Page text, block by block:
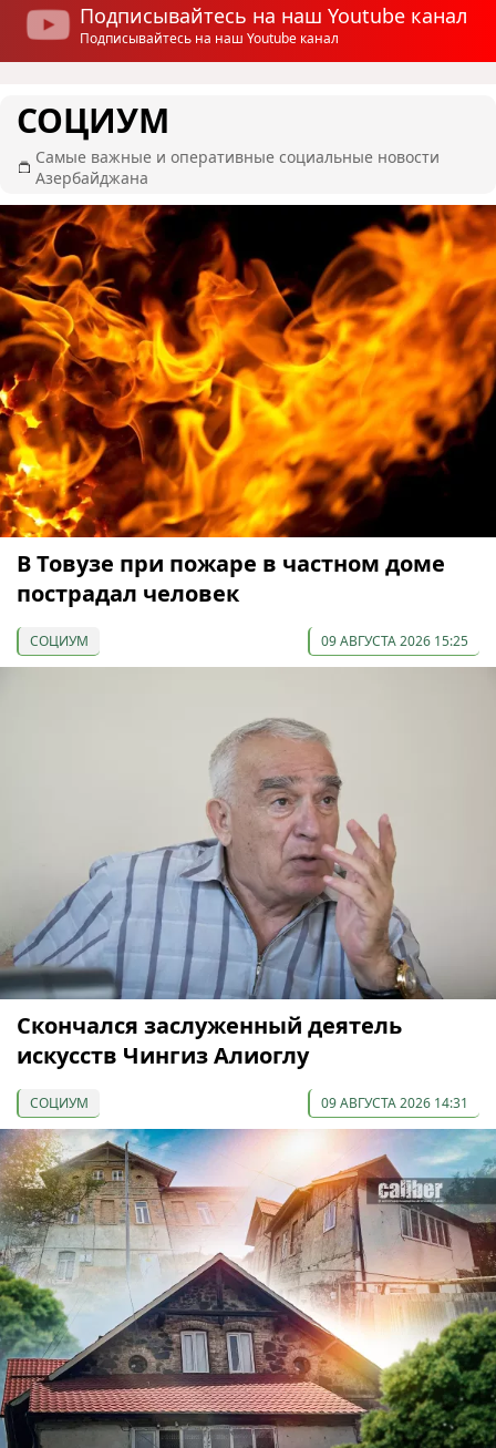
Подписывайтесь на наш Youtube канал
Подписывайтесь на наш Youtube канал
СОЦИУМ
Самые важные и оперативные социальные новости
Азербайджана
В Товузе при пожаре в частном доме
пострадал человек
СОЦИУМ 09 АВГУСТА 2026 15:25
Скончался заслуженный деятель
искусств Чингиз Алиоглу
СОЦИУМ 09 АВГУСТА 2026 14:31